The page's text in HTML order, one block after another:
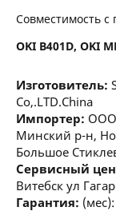
Совместимость
OKI B401D, OKI
Изготовитель:
Co,.LTD.China
Импортер: ООО
Минский р-н,
Большое
Сервисный
Витебск ул
Гарантия: